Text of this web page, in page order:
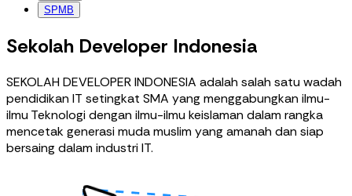
SPMB
Sekolah Developer Indonesia
SEKOLAH DEVELOPER INDONESIA adalah salah satu wadah
pendidikan IT setingkat SMA yang menggabungkan ilmu-
ilmu Teknologi dengan ilmu-ilmu keislaman dalam rangka
mencetak generasi muda muslim yang amanah dan siap
bersaing dalam industri IT.